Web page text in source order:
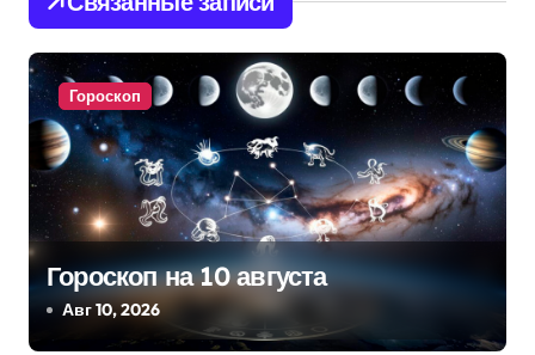
г
а
ц
и
я
п
о
Гороскоп
Гороскоп на 10 августа
Авг 10, 2026